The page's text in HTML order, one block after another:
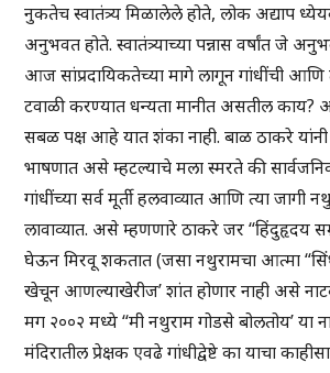
नुकतेच स्वातंत्र्य मिळालेले होते, लोक अद्याप
अनुभवत होते. स्वातंत्र्याच्या पन्नास वर्षांत जे
आज सांप्रदायिकतेच्या मागे लागून गांधींची आणि
टवाळी करण्यात धन्यता मानीत असतील काय?
सबळ पक्ष आहे यात शंका नाही. बाळ ठाकरे यांनी
भाषणात असे म्हटल्याचे मला स्मरते की
गांधींच्या सर्व मूर्ती हलवाव्यात आणि त्या जागी
लावाव्यात. असे म्हणणारे ठाकरे जर “हिंदुहृदय
घेऊन मिरवू शकतात (जसा नथुरामचा आत्मा
खेचून आणल्याखेरीज’ शांत होणार नाही असे
मग २००२ मध्ये “मी नथुराम गोडसे बोलतोय’ या
मंदिरातील प्रेक्षक एवढे गांधीद्वेष्टे का याचा